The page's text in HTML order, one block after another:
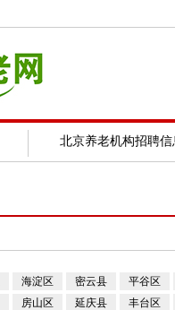
北京养老机构招聘信
海淀区 密云县
平谷区
房山区 延庆县 丰台区